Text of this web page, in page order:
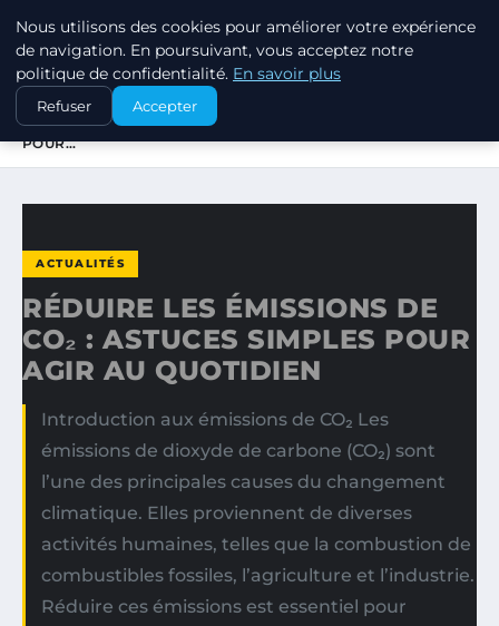
EXXON CLIMATE FOOTPRINT
ACCUEIL
ACTUALITÉS
RÉDUIRE LES ÉMISSIONS DE CO₂ : ASTUCES SIMPLES
POUR…
ACTUALITÉS
RÉDUIRE LES ÉMISSIONS DE
CO₂ : ASTUCES SIMPLES POUR
AGIR AU QUOTIDIEN
Introduction aux émissions de CO₂ Les
émissions de dioxyde de carbone (CO₂) sont
l’une des principales causes du changement
climatique. Elles proviennent de diverses
activités humaines, telles que la combustion de
combustibles fossiles, l’agriculture et l’industrie.
Réduire ces émissions est essentiel pour
Nous utilisons des cookies pour améliorer votre expérience
de navigation. En poursuivant, vous acceptez notre
politique de confidentialité. En savoir plus
Refuser Accepter